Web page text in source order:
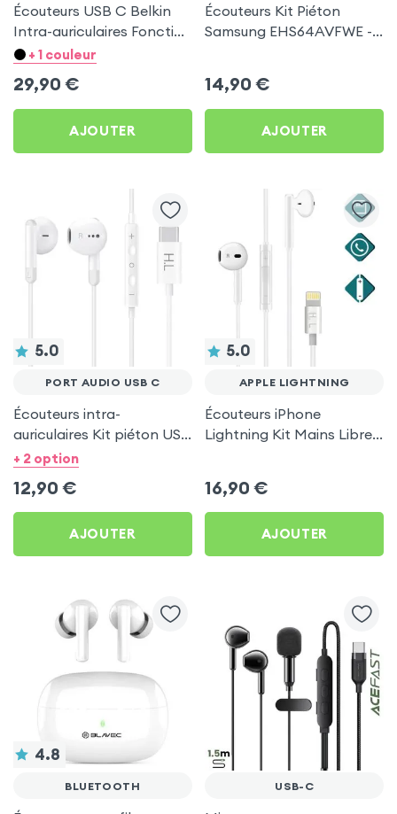
Écouteurs USB C Belkin
Intra-auriculaires Fonction
Kit Mains Libres - Blanc
+ 1 couleur
29,90 €
AJOUTER
Écouteurs Kit Piéton
Samsung EHS64AVFWE -
14,90 €
AJOUTER
5.0
PORT AUDIO USB C
Écouteurs intra-
auriculaires Kit piéton USB
Type C - Blanc
+ 2 option
12,90 €
AJOUTER
5.0
APPLE LIGHTNING
Écouteurs iPhone
Lightning Kit Mains Libres
16,90 €
AJOUTER
4.8
BLUETOOTH USB-C